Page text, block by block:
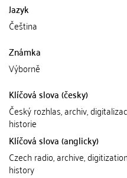
Jazyk
Čeština
Známka
Výborně
Klíčová slova (česky)
Český rozhlas, archiv,
historie
Klíčová slova (anglicky)
Czech radio, archive,
history